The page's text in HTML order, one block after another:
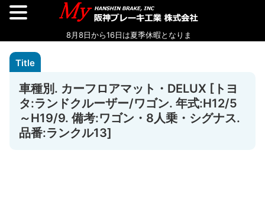
車種別. カーフロアマット・DELUX [トヨ
タ:ランドクルーザー/ワゴン. 年式:H12/5
～H19/9. 備考:ワゴン・8人乗・シグナス.
品番:ランクル13]